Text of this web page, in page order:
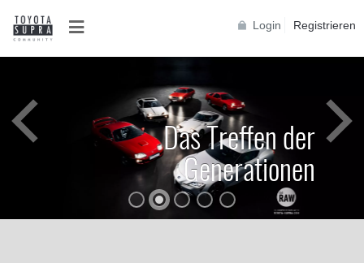
Login Registrieren
Das Treffen der
Generationen